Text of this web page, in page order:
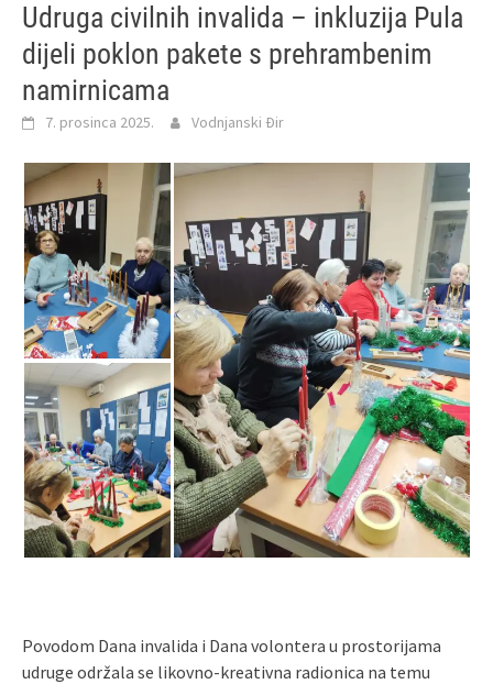
Udruga civilnih invalida – inkluzija Pula
dijeli poklon pakete s prehrambenim
namirnicama
7. prosinca 2025. Vodnjanski Đir
Povodom Dana invalida i Dana volontera u prostorijama
udruge održala se likovno-kreativna radionica na temu